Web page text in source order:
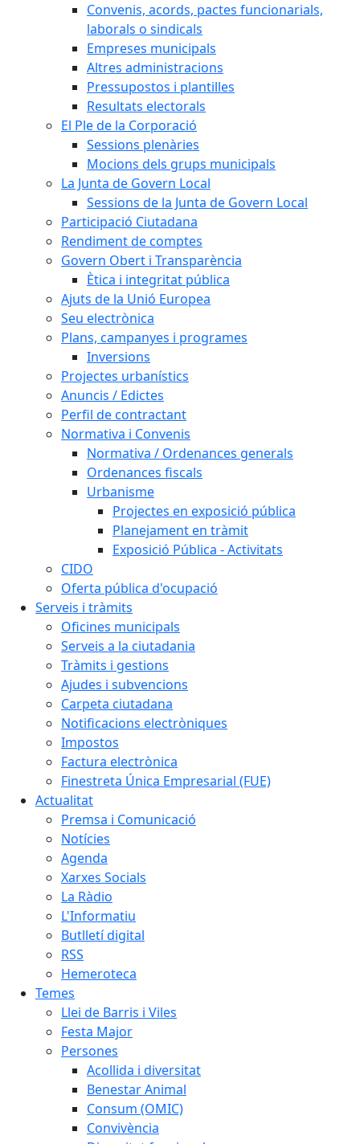
Convenis, acords, pactes funcionarials,
laborals o sindicals
Empreses municipals
Altres administracions
Pressupostos i plantilles
Resultats electorals
El Ple de la Corporació
Sessions plenàries
Mocions dels grups municipals
La Junta de Govern Local
Sessions de la Junta de Govern Local
Participació Ciutadana
Rendiment de comptes
Govern Obert i Transparència
Ètica i integritat pública
Ajuts de la Unió Europea
Seu electrònica
Plans, campanyes i programes
Inversions
Projectes urbanístics
Anuncis / Edictes
Perfil de contractant
Normativa i Convenis
Normativa / Ordenances generals
Ordenances fiscals
Urbanisme
Projectes en exposició pública
Planejament en tràmit
Exposició Pública - Activitats
CIDO
Oferta pública d'ocupació
Serveis i tràmits
Oficines municipals
Serveis a la ciutadania
Tràmits i gestions
Ajudes i subvencions
Carpeta ciutadana
Notificacions electròniques
Impostos
Factura electrònica
Finestreta Única Empresarial (FUE)
Actualitat
Premsa i Comunicació
Notícies
Agenda
Xarxes Socials
La Ràdio
L'Informatiu
Butlletí digital
RSS
Hemeroteca
Temes
Llei de Barris i Viles
Festa Major
Persones
Acollida i diversitat
Benestar Animal
Consum (OMIC)
Convivència